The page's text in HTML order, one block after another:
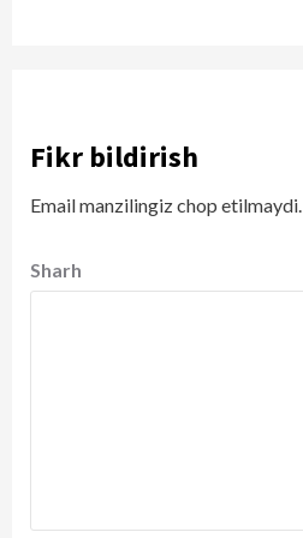
Fikr bildirish
Email manzilingiz chop etilmaydi.
Sharh